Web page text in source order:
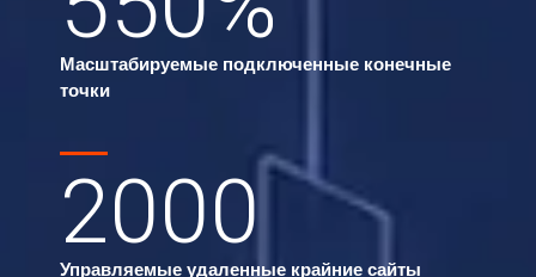
Масштабируемые подключенные конечные
точки
2000
Управляемые удаленные крайние сайты